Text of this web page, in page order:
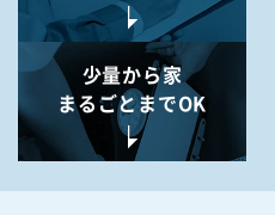
少量から家
まるごとまでOK